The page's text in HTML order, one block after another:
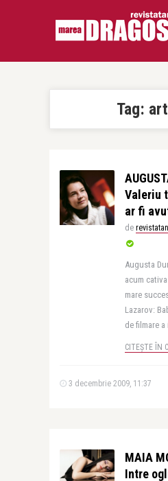
Tag:
Valeriu
ar fi
de
Augusta
acum
mare
Lazarov:
de filmare
CITEȘTE ÎN
3 decembrie 2009, 11:37
MAIA
Intre